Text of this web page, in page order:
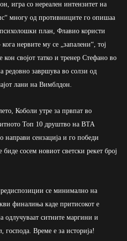
игра со нереален интензитет на
многу од противниците го опишаа
план, Флавио користи
нервите му се „запалени“, тој
својот татко и тренер Стефано во
редовно завршува во солзи од
лани на Вимблдон.
Коболи утре за првпат во
Топ 10 друштво на ВТА
направи сензација и го победи
сосем новиот светски рекет број
се минимално на
финалиња каде притисокот е
одлучуваат ситните маргини и
, господа. Време е за историја!